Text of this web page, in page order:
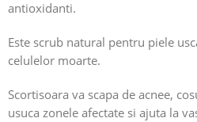
antioxidanti.
Este scrub natural pentru piele
celulelor moarte.
Scortisoara va scapa de acnee,
usuca zonele afectate si ajuta la